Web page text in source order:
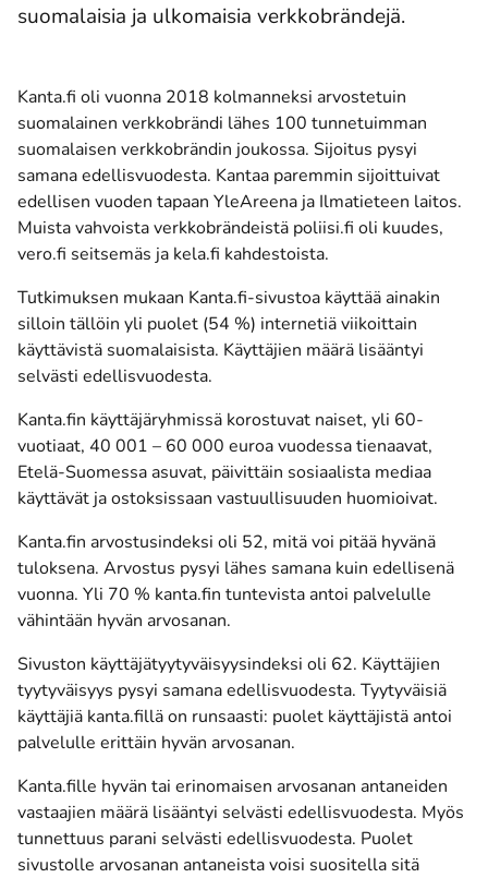
suomalaisia ja ulkomaisia verkkobrändejä.
Kanta.fi oli vuonna 2018 kolmanneksi arvostetuin
suomalainen verkkobrändi lähes 100 tunnetuimman
suomalaisen verkkobrändin joukossa. Sijoitus pysyi
samana edellisvuodesta. Kantaa paremmin sijoittuivat
edellisen vuoden tapaan YleAreena ja Ilmatieteen laitos.
Muista vahvoista verkkobrändeistä poliisi.fi oli kuudes,
vero.fi seitsemäs ja kela.fi kahdestoista.
Tutkimuksen mukaan Kanta.fi-sivustoa käyttää ainakin
silloin tällöin yli puolet (54 %) internetiä viikoittain
käyttävistä suomalaisista. Käyttäjien määrä lisääntyi
selvästi edellisvuodesta.
Kanta.fin käyttäjäryhmissä korostuvat naiset, yli 60-
vuotiaat, 40 001 – 60 000 euroa vuodessa tienaavat,
Etelä-Suomessa asuvat, päivittäin sosiaalista mediaa
käyttävät ja ostoksissaan vastuullisuuden huomioivat.
Kanta.fin arvostusindeksi oli 52, mitä voi pitää hyvänä
tuloksena. Arvostus pysyi lähes samana kuin edellisenä
vuonna. Yli 70 % kanta.fin tuntevista antoi palvelulle
vähintään hyvän arvosanan.
Sivuston käyttäjätyytyväisyysindeksi oli 62. Käyttäjien
tyytyväisyys pysyi samana edellisvuodesta. Tyytyväisiä
käyttäjiä kanta.fillä on runsaasti: puolet käyttäjistä antoi
palvelulle erittäin hyvän arvosanan.
Kanta.fille hyvän tai erinomaisen arvosanan antaneiden
vastaajien määrä lisääntyi selvästi edellisvuodesta. Myös
tunnettuus parani selvästi edellisvuodesta. Puolet
sivustolle arvosanan antaneista voisi suositella sitä